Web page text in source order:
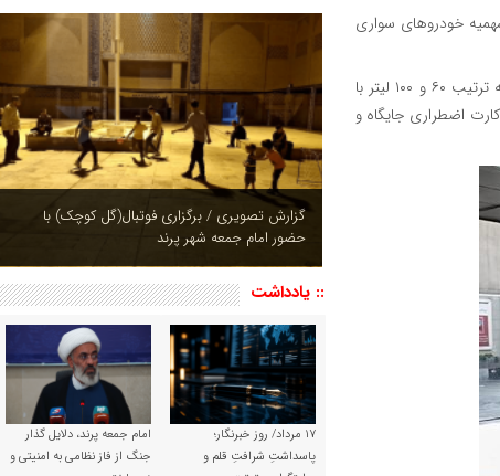
خودروهای سواری
قابل توجه آن‌که بر اساس این مصوبه، میزان سهمیه بنزین نرخ‌های اول و دوم خودروهای سواری شخصی، به ترتیب ۶۰ و ۱۰۰ لیتر با
کارت اضطراری جایگاه و
چشم نوازی بوستان های شهر پرند در فصل بهار +
تصاویر
:: یادداشت
۱۷ مرداد/ روز خبرنگار؛
پاسداشتِ شرافتِ قلم و
امام جمعه پرند، دلایل گذار
جنگ از فاز نظامی به امنیتی و